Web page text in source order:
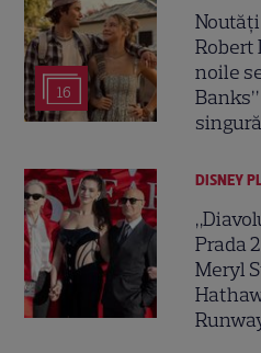
16
Robert
noile
DISNEY
Prada
Meryl